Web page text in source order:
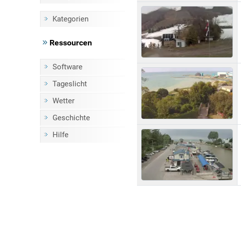
Kategorien
Ressourcen
Software
Tageslicht
Wetter
Geschichte
Hilfe